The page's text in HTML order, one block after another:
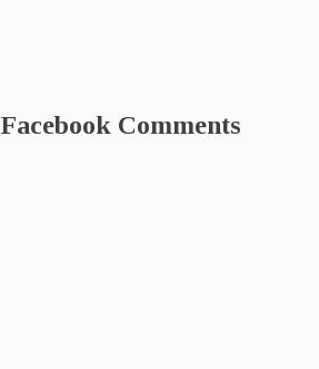
Facebook Comments